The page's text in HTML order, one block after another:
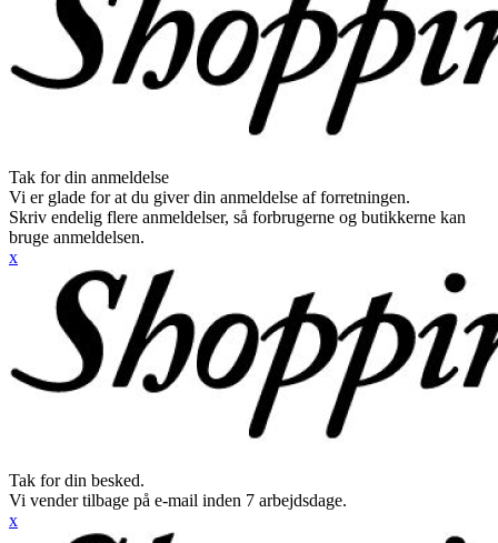
Tak for din anmeldelse
Vi er glade for at du giver din anmeldelse af forretningen.
Skriv endelig flere anmeldelser, så forbrugerne og butikkerne kan
bruge anmeldelsen.
x
Tak for din besked.
Vi vender tilbage på e-mail inden 7 arbejdsdage.
x